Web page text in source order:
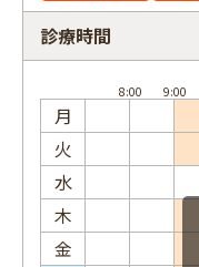
診療時間
月
火
水
木
金